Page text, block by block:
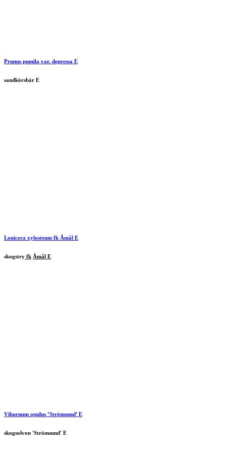
Prunus pumila var. depressa E
sandkörsbär E
Lonicera xylosteum fk Åmål E
skogstry fk Åmål E
Viburnum opulus ’Strömsund’ E
skogsolvon 'Strömsund' E